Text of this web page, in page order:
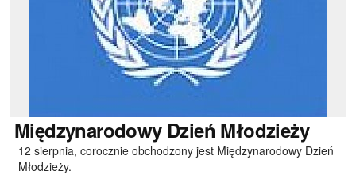
MiędzynarodowyDzień Młodzieży
12 sierpnia, corocznie obchodzony jest Międzynarodowy Dzień
Młodzieży.